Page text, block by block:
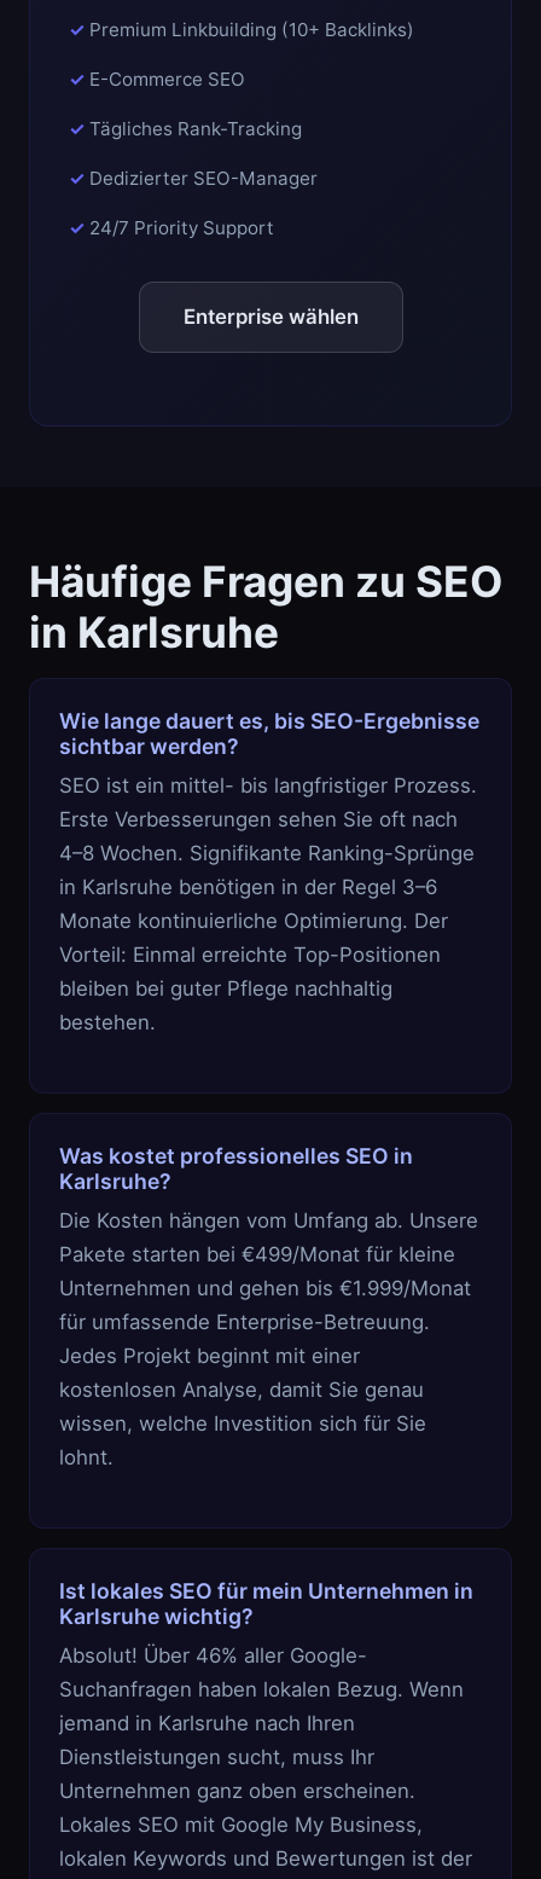
Premium Linkbuilding (10+ Backlinks)
E-Commerce SEO
Tägliches Rank-Tracking
Dedizierter SEO-Manager
24/7 Priority Support
Enterprise wählen
Häufige Fragen zu SEO
in Karlsruhe
Wie lange dauert es, bis SEO-Ergebnisse
sichtbar werden?
SEO ist ein mittel- bis langfristiger Prozess.
Erste Verbesserungen sehen Sie oft nach
4–8 Wochen. Signifikante Ranking-Sprünge
in Karlsruhe benötigen in der Regel 3–6
Monate kontinuierliche Optimierung. Der
Vorteil: Einmal erreichte Top-Positionen
bleiben bei guter Pflege nachhaltig
bestehen.
Was kostet professionelles SEO in
Karlsruhe?
Die Kosten hängen vom Umfang ab. Unsere
Pakete starten bei €499/Monat für kleine
Unternehmen und gehen bis €1.999/Monat
für umfassende Enterprise-Betreuung.
Jedes Projekt beginnt mit einer
kostenlosen Analyse, damit Sie genau
wissen, welche Investition sich für Sie
lohnt.
Ist lokales SEO für mein Unternehmen in
Karlsruhe wichtig?
Absolut! Über 46% aller Google-
Suchanfragen haben lokalen Bezug. Wenn
jemand in Karlsruhe nach Ihren
Dienstleistungen sucht, muss Ihr
Unternehmen ganz oben erscheinen.
Lokales SEO mit Google My Business,
lokalen Keywords und Bewertungen ist der